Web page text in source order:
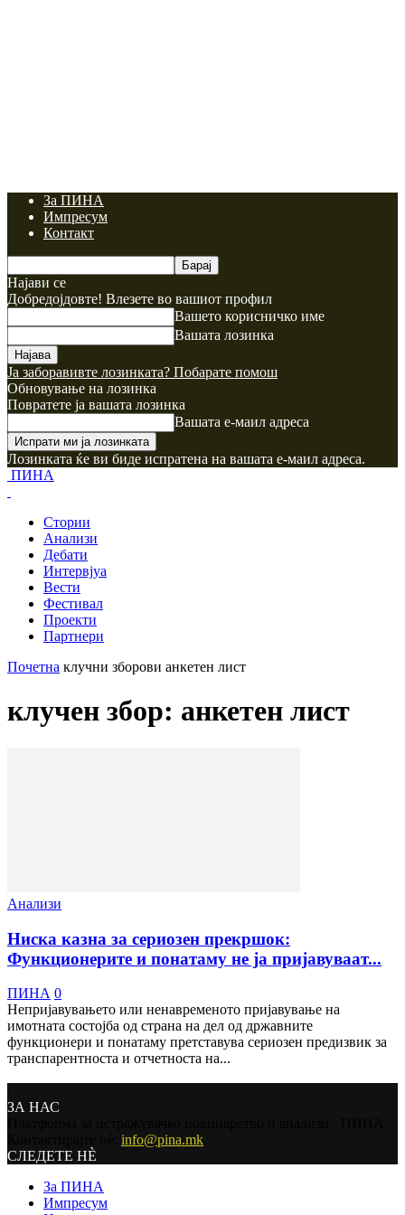
За ПИНА
Импресум
Контакт
Најави се
Добредојдовте! Влезете во вашиот профил
Вашето корисничко име
Вашата лозинка
Ја заборавивте лозинката? Побарате помош
Обновување на лозинка
Повратете ја вашата лозинка
Вашата е-маил адреса
Лозинката ќе ви биде испратена на вашата е-маил адреса.
ПИНА
Стории
Анализи
Дебати
Интервјуа
Вести
Фестивал
Проекти
Партнери
Почетна клучни зборови анкетен лист
клучен збор: анкетен лист
Анализи
Ниска казна за сериозен прекршок:
Функционерите и понатаму не ја пријавуваат...
ПИНА 0
Непријавувањето или ненавременото пријавување на
имотната состојба од страна на дел од државните
функционери и понатаму претставува сериозен предизвик за
транспарентноста и отчетноста на...
ЗА НАС
info@pina.mk
СЛЕДЕТЕ НЀ
За ПИНА
Импресум